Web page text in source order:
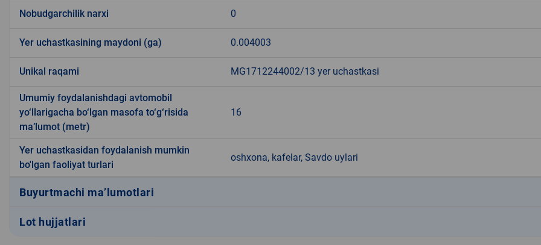
Nobudgarchilik narxi 0
Yer uchastkasining maydoni (ga) 0.004003
Unikal raqami MG1712244002/13 yer uchastkasi
Umumiy foydalanishdagi avtomobil
yo‘llarigacha bo‘lgan masofa to‘g‘risida
ma’lumot (metr)
16
Yer uchastkasidan foydalanish mumkin
bo'lgan faoliyat turlari
oshxona, kafelar, Savdo uylari
Buyurtmachi ma’lumotlari
Lot hujjatlari